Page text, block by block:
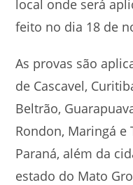
local onde será
feito no dia 18 de
As provas são
de Cascavel,
Beltrão,
Rondon, Maringá e
Paraná, além da
estado do Mato